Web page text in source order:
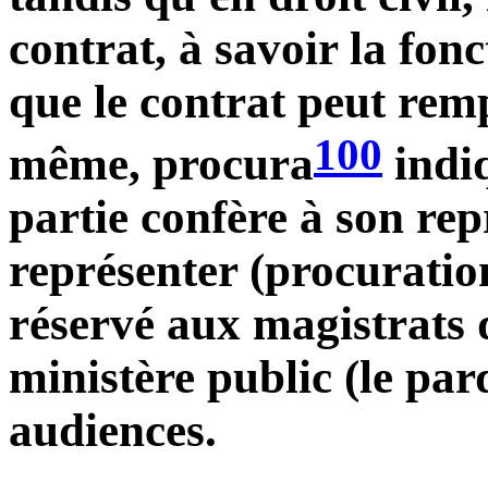
contrat, à savoir la
que le contrat peut
même, procura100
partie confère à son
représenter
réservé aux magistrats
ministère public (le
audiences.